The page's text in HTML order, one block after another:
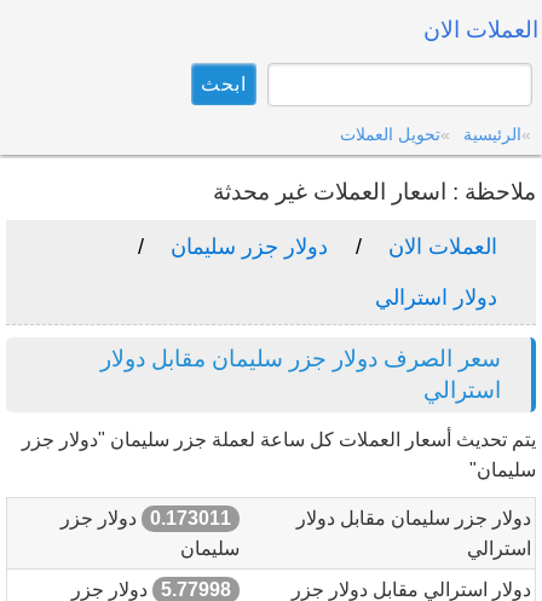
العملات الان
الرئيسية تحويل العملات
ملاحظة : اسعار العملات غير محدثة
العملات الان دولار جزر سليمان
دولار استرالي
سعر الصرف دولار جزر سليمان مقابل دولار
استرالي
يتم تحديث أسعار العملات كل ساعة لعملة جزر سليمان "دولار جزر
سليمان"
دولار جزر سليمان مقابل دولار
استرالي
0.173011
دولار جزر
سليمان
دولار استرالي مقابل دولار جزر
5.77998
دولار جزر